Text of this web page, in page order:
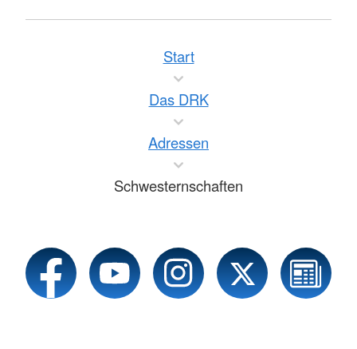
Start
Das DRK
Adressen
Schwesternschaften